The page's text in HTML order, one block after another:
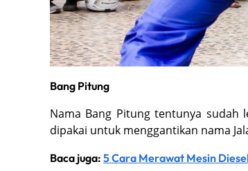
Bang Pitung
Nama Bang Pitung tentunya sudah
dipakai untuk menggantikan nama
Baca juga: 5 Cara Merawat Mesin